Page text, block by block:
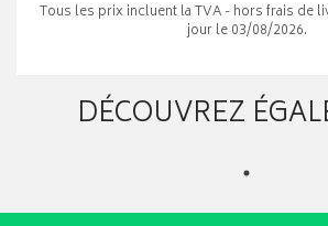
Tous les prix incluent la TVA - hors frais de
jour le 03/08/2026.
DÉCOUVREZ